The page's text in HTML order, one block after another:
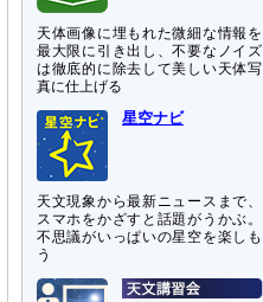
天体画像に埋もれた微細な情報を
最大限に引き出し、不要なノイズ
は徹底的に除去して美しい天体写
真に仕上げる
星空ナビ
天文現象から最新ニュースまで、
スマホをかざすと話題がうかぶ。
不思議がいっぱいの星空を楽しも
う